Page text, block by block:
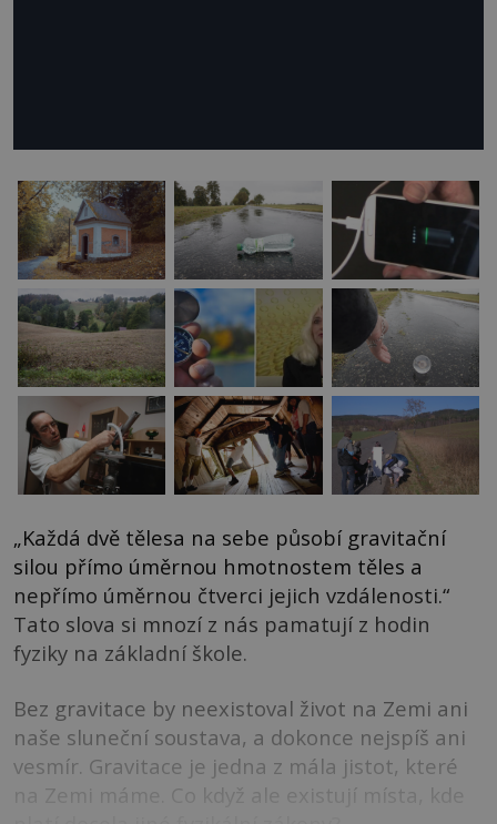
„Každá dvě tělesa na sebe působí gravitační
silou přímo úměrnou hmotnostem těles a
nepřímo úměrnou čtverci jejich vzdálenosti.“
Tato slova si mnozí z nás pamatují z hodin
fyziky na základní škole.
Bez gravitace by neexistoval život na Zemi ani
naše sluneční soustava, a dokonce nejspíš ani
vesmír. Gravitace je jedna z mála jistot, které
na Zemi máme. Co když ale existují místa, kde